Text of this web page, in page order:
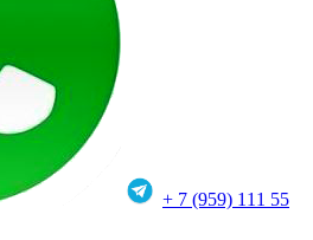
+ 7 (959) 111 55